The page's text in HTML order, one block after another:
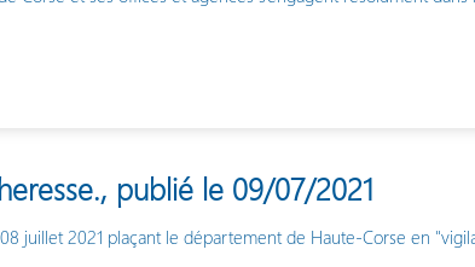
publié le 09/07/2021
juillet 2021 plaçant le département de Haute-Corse en